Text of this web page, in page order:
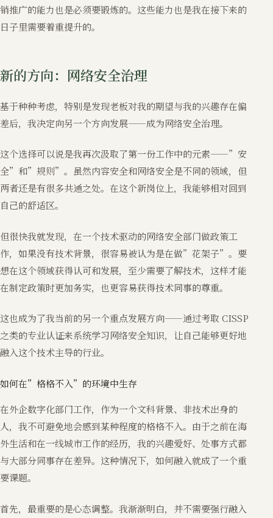
销推广的能力也是必须要锻炼的。这些能力也是我在接下来的
日子里需要着重提升的。
新的方向：网络安全治理
基于种种考虑，特别是发现老板对我的期望与我的兴趣存在偏
差后，我决定向另一个方向发展——成为网络安全治理。
这个选择可以说是我再次汲取了第一份工作中的元素——”安
全”和”规则”。虽然内容安全和网络安全是不同的领域，但
两者还是有很多共通之处。在这个新岗位上，我能够相对回到
自己的舒适区。
但很快我就发现，在一个技术驱动的网络安全部门做政策工
作，如果没有技术背景，很容易被认为是在做”花架子”。要
想在这个领域获得认可和发展，至少需要了解技术，这样才能
在制定政策时更加务实，也更容易获得技术同事的尊重。
这也成为了我当前的另一个重点发展方向——通过考取 CISSP
之类的专业认证来系统学习网络安全知识，让自己能够更好地
融入这个技术主导的行业。
如何在”格格不入”的环境中生存
在外企数字化部门工作，作为一个文科背景、非技术出身的
人，我不可避免地会感到某种程度的格格不入。由于之前在海
外生活和在一线城市工作的经历，我的兴趣爱好、处事方式都
与大部分同事存在差异。这种情况下，如何融入就成了一个重
要课题。
首先，最重要的是心态调整。我渐渐明白，并不需要强行融入